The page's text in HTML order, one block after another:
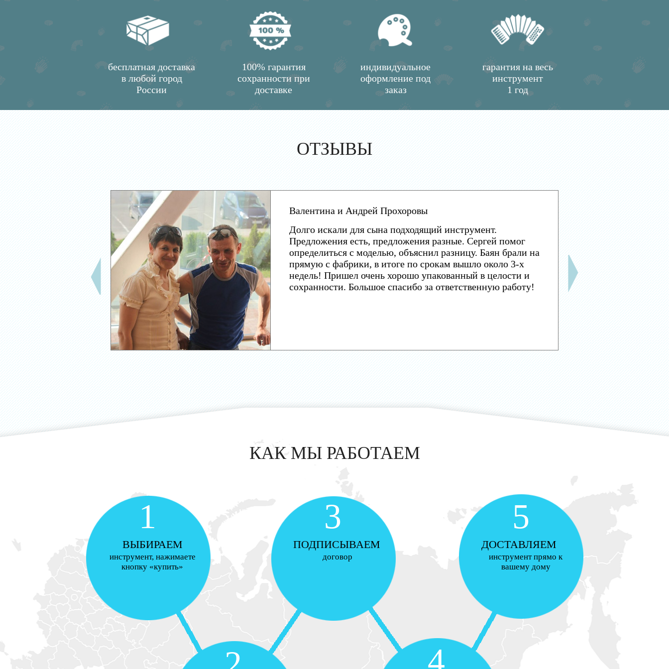
бесплатная доставка
в любой город
России
100% гарантия
сохранности при
доставке
индивидуальное
оформление под
заказ
гарантия на весь
инструмент
1 год
ОТЗЫВЫ
Валентина и Андрей Прохоровы
Долго искали для сына подходящий инструмент.
Предложения есть, предложения разные. Сергей помог
определиться с моделью, объяснил разницу. Баян брали на
прямую с фабрики, в итоге по срокам вышло около 3-х
недель! Пришел очень хорошо упакованный в целости и
сохранности. Большое спасибо за ответственную работу!
КАК МЫ РАБОТАЕМ
1
ВЫБИРАЕМ
инструмент, нажимаете
кнопку «купить»
3
ПОДПИСЫВАЕМ
договор
5
ДОСТАВЛЯЕМ
инструмент прямо к
вашему дому
4